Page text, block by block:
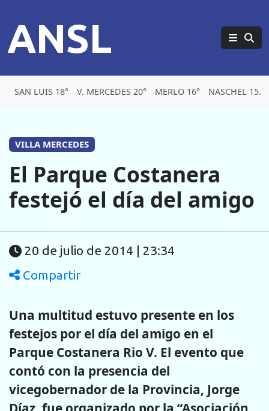
ANSL
SAN LUIS 18° V. MERCEDES 20° MERLO 16° NASCHEL 15.1°
VILLA MERCEDES
El Parque Costanera
festejó el día del amigo
20 de julio de 2014 | 23:34
Compartir
Una multitud estuvo presente en los
festejos por el día del amigo en el
Parque Costanera Rio V. El evento que
contó con la presencia del
vicegobernador de la Provincia, Jorge